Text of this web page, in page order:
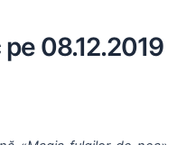
08.12.2019